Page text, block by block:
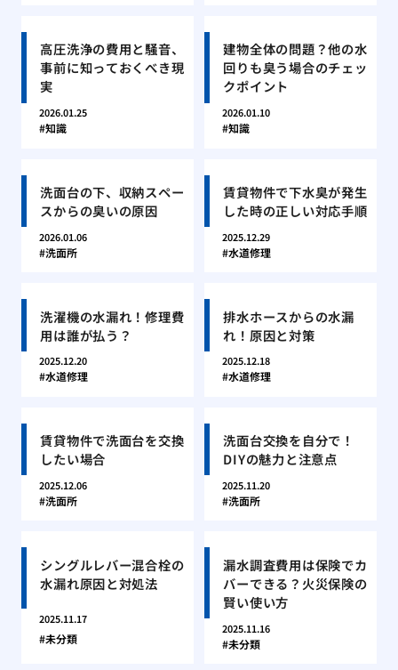
高圧洗浄の費用と騒音、
事前に知っておくべき現
実
2026.01.25
知識
建物全体の問題？他の水
回りも臭う場合のチェッ
クポイント
2026.01.10
知識
洗面台の下、収納スペー
スからの臭いの原因
2026.01.06
洗面所
賃貸物件で下水臭が発生
した時の正しい対応手順
2025.12.29
水道修理
洗濯機の水漏れ！修理費
用は誰が払う？
2025.12.20
水道修理
排水ホースからの水漏
れ！原因と対策
2025.12.18
水道修理
賃貸物件で洗面台を交換
したい場合
2025.12.06
洗面所
洗面台交換を自分で！
DIYの魅力と注意点
2025.11.20
洗面所
シングルレバー混合栓の
水漏れ原因と対処法
2025.11.17
未分類
漏水調査費用は保険でカ
バーできる？火災保険の
賢い使い方
2025.11.16
未分類